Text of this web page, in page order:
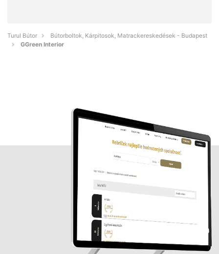
Turul Bútor
Bútorboltok, Kárpitosok, Matrackereskedések - Budapest
GGreen Interior